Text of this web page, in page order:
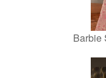
Barbie